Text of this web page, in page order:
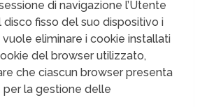
di navigazione l’Utente
fisso del suo dispositivo i
eliminare i cookie installati
del browser utilizzato,
che ciascun browser presenta
la gestione delle